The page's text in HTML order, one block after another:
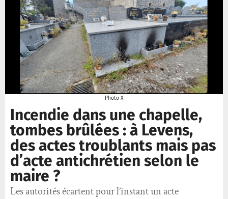
Photo X
Incendie dans une chapelle,
tombes brûlées : à Levens,
des actes troublants mais pas
d’acte antichrétien selon le
maire ?
Les autorités écartent pour l’instant un acte